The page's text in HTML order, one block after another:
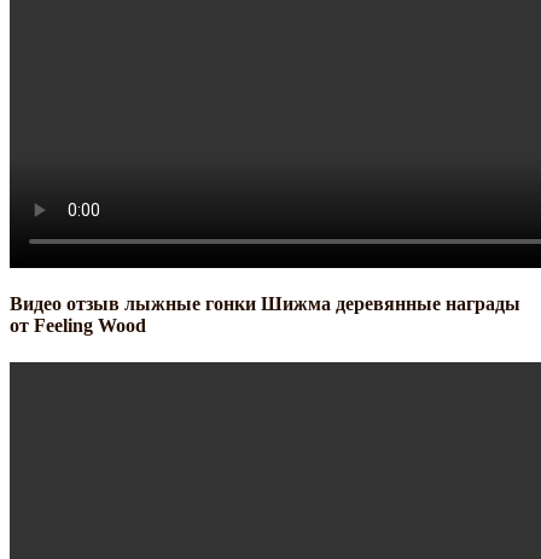
Видео отзыв лыжные гонки Шижма деревянные награды
от Feeling Wood